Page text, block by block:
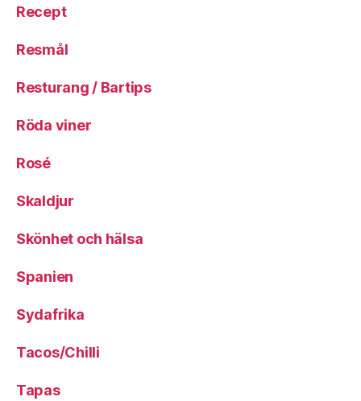
Recept
Resmål
Resturang / Bartips
Röda viner
Rosé
Skaldjur
Skönhet och hälsa
Spanien
Sydafrika
Tacos/Chilli
Tapas